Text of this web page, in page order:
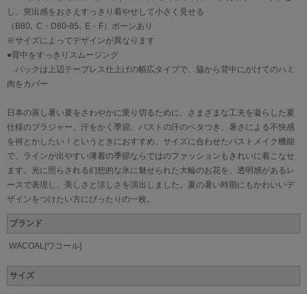
し。突出感をおさえすっきり着やせして小さく見せる
（B80､ C・D80-85､ E・F）ボーンあり
※サイズによってデザインが異なります
●背中をすっきりスムージング
バックは上辺テープレス仕上げの幅広タイプで、脇から背中にかけてのハミ
肉をカバー
日本の蒸し暑い夏をさわやかに乗り切るために、さまざまな工夫を凝らした夏
仕様のブラジャー。汗をかく季節、バストの汗のベタつき、暑さによる不快感
を何とかしたい！というときにおすすめ。サイズに合わせたバストメイク機能
で、ラインが出やすい薄着の季節ならではのファッションもきれいに着こなせ
ます。光に照らされる幻想的な氷に魅せられた大輪のお花を、透明感があるレ
ースで表現し、美しさと涼しさを演出しました。夏の暑い時期にもかわいいデ
ザインをつけたい方にぴったりの一枚。
ブランド
WACOAL[ワコール]
サイズ